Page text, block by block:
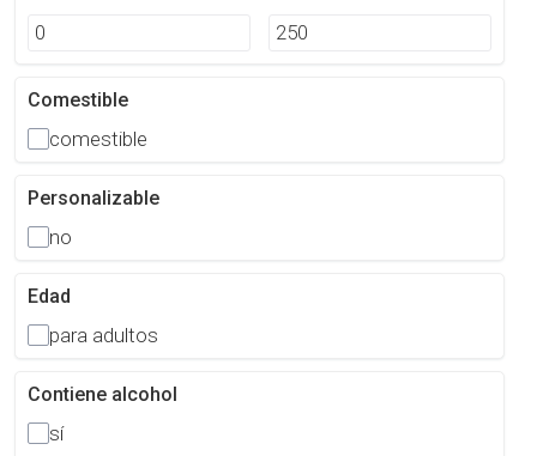
Comestible
comestible
Personalizable
no
Edad
para adultos
Contiene alcohol
sí